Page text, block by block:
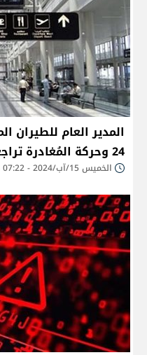
24 وحركة المُغادرة تراجعت
الخميس 15/آب/2024 - 07:22 ص